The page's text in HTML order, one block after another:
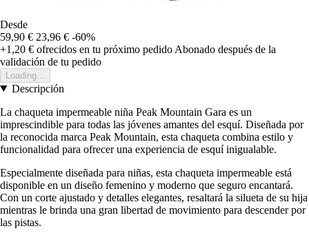
Desde
59,90 € 23,96 € -60%
+1,20 € ofrecidos en tu próximo pedido Abonado después de la
validación de tu pedido
Loading...
Descripción
La chaqueta impermeable niña Peak Mountain Gara es un
imprescindible para todas las jóvenes amantes del esquí. Diseñada por
la reconocida marca Peak Mountain, esta chaqueta combina estilo y
funcionalidad para ofrecer una experiencia de esquí inigualable.
Especialmente diseñada para niñas, esta chaqueta impermeable está
disponible en un diseño femenino y moderno que seguro encantará.
Con un corte ajustado y detalles elegantes, resaltará la silueta de su hija
mientras le brinda una gran libertad de movimiento para descender por
las pistas.